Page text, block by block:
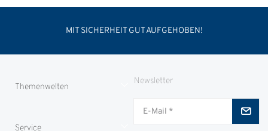
MIT SICHERHEIT GUT AUFGEHOBEN!
Themenwelten
Service
Newsletter